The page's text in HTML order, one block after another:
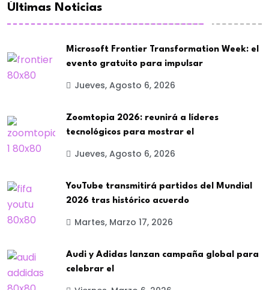
Últimas Noticias
Microsoft Frontier Transformation Week: el
evento gratuito para impulsar
Jueves, Agosto 6, 2026
Zoomtopia 2026: reunirá a líderes
tecnológicos para mostrar el
Jueves, Agosto 6, 2026
YouTube transmitirá partidos del Mundial
2026 tras histórico acuerdo
Martes, Marzo 17, 2026
Audi y Adidas lanzan campaña global para
celebrar el